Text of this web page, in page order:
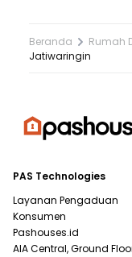
Beranda Rumah
Jatiwaringin
PAS Technologies
Layanan Pengaduan
Konsumen
Pashouses.id
AIA Central, Ground